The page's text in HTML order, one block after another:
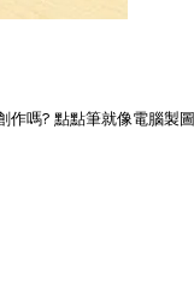
嗎? 點點筆就像電腦製